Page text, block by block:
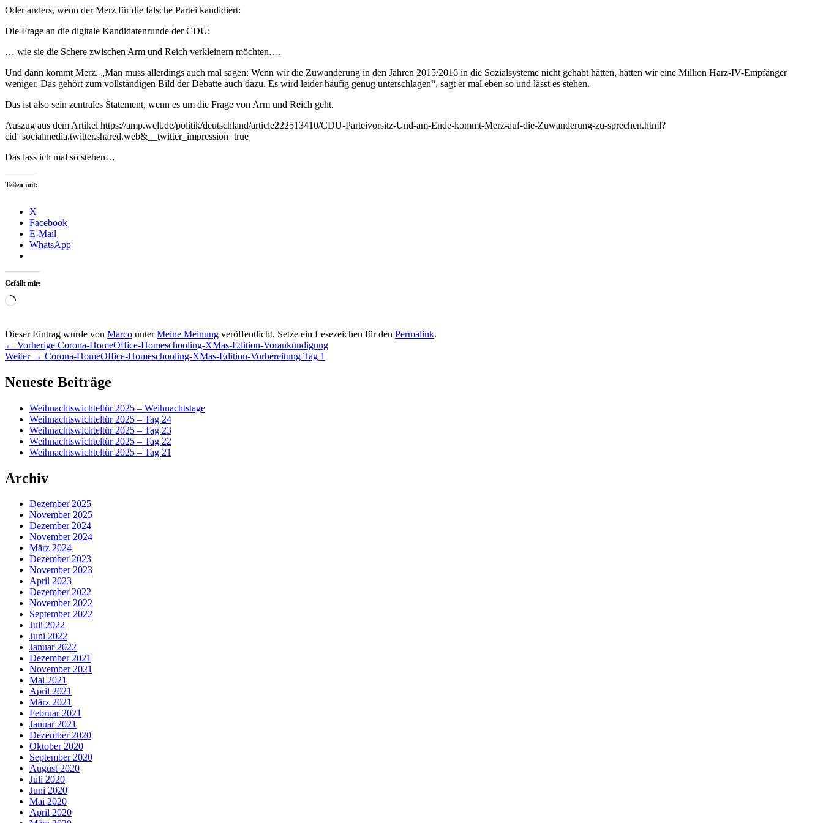
Oder anders, wenn der Merz für die falsche Partei kandidiert:
Die Frage an die digitale Kandidatenrunde der CDU:
… wie sie die Schere zwischen Arm und Reich verkleinern möchten….
Und dann kommt Merz. „Man muss allerdings auch mal sagen: Wenn wir die Zuwanderung in den Jahren 2015/2016 in die Sozialsysteme nicht gehabt hätten, hätten wir eine Million Harz-IV-Empfänger
weniger. Das gehört zum vollständigen Bild der Debatte auch dazu. Es wird leider häufig genug unterschlagen“, sagt er mal eben so und lässt es stehen.
Das ist also sein zentrales Statement, wenn es um die Frage von Arm und Reich geht.
Auszug aus dem Artikel https://amp.welt.de/politik/deutschland/article222513410/CDU-Parteivorsitz-Und-am-Ende-kommt-Merz-auf-die-Zuwanderung-zu-sprechen.html?
cid=socialmedia.twitter.shared.web&__twitter_impression=true
Das lass ich mal so stehen…
Teilen mit:
X
Facebook
E-Mail
WhatsApp
Gefällt mir:
Wird
Dieser Eintrag wurde von Marco unterMeine Meinung veröffentlicht. Setze ein Lesezeichen für den Permalink.
Beitragsnavigation
← Vorherige Vorheriger
Beitrag:
Corona-HomeOffice-Homeschooling-XMas-Edition-Vorankündigung
Weiter → Nächster
Corona-HomeOffice-Homeschooling-XMas-Edition-Vorbereitung Tag 1
Primärer
Widgetbereich
Neueste Beiträge
Weihnachtswichteltür 2025 – Weihnachtstage
Weihnachtswichteltür 2025 – Tag 24
Weihnachtswichteltür 2025 – Tag 23
Weihnachtswichteltür 2025 – Tag 22
Weihnachtswichteltür 2025 – Tag 21
Archiv
Dezember 2025
November 2025
Dezember 2024
November 2024
März 2024
Dezember 2023
November 2023
April 2023
Dezember 2022
November 2022
September 2022
Juli 2022
Juni 2022
Januar 2022
Dezember 2021
November 2021
Mai 2021
April 2021
März 2021
Februar 2021
Januar 2021
Dezember 2020
Oktober 2020
September 2020
August 2020
Juli 2020
Juni 2020
Mai 2020
April 2020